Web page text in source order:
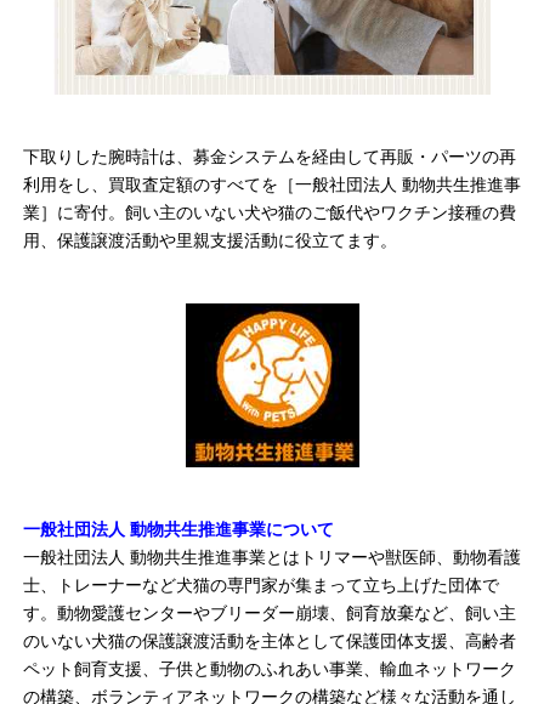
下取りした腕時計は、募金システムを経由して再販・パーツの再
利用をし、買取査定額のすべてを［一般社団法人 動物共生推進事
業］に寄付。飼い主のいない犬や猫のご飯代やワクチン接種の費
用、保護譲渡活動や里親支援活動に役立てます。
一般社団法人 動物共生推進事業について
一般社団法人 動物共生推進事業とはトリマーや獣医師、動物看護
士、トレーナーなど犬猫の専門家が集まって立ち上げた団体で
す。動物愛護センターやブリーダー崩壊、飼育放棄など、飼い主
のいない犬猫の保護譲渡活動を主体として保護団体支援、高齢者
ペット飼育支援、子供と動物のふれあい事業、輸血ネットワーク
の構築、ボランティアネットワークの構築など様々な活動を通し